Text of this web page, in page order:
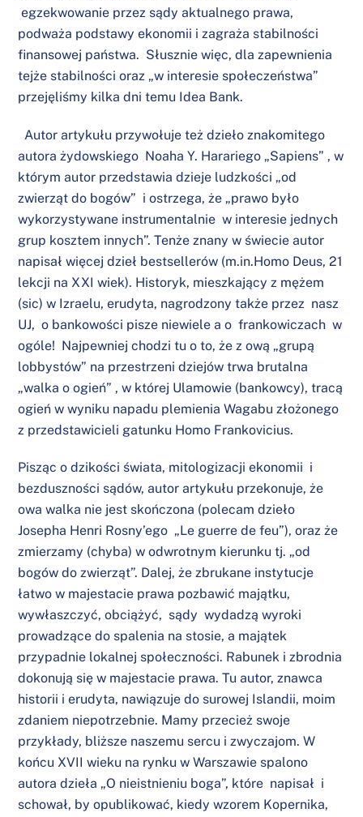
egzekwowanie przez sądy aktualnego prawa,
podważa podstawy ekonomii i zagraża stabilności
finansowej państwa. Słusznie więc, dla zapewnienia
tejże stabilności oraz „w interesie społeczeństwa”
przejęliśmy kilka dni temu Idea Bank.
Autor artykułu przywołuje też dzieło znakomitego
autora żydowskiego Noaha Y. Harariego „Sapiens” , w
którym autor przedstawia dzieje ludzkości „od
zwierząt do bogów” i ostrzega, że „prawo było
wykorzystywane instrumentalnie w interesie jednych
grup kosztem innych”. Tenże znany w świecie autor
napisał więcej dzieł bestsellerów (m.in.Homo Deus, 21
lekcji na XXI wiek). Historyk, mieszkający z mężem
(sic) w Izraelu, erudyta, nagrodzony także przez nasz
UJ, o bankowości pisze niewiele a o frankowiczach w
ogóle! Najpewniej chodzi tu o to, że z ową „grupą
lobbystów” na przestrzeni dziejów trwa brutalna
„walka o ogień” , w której Ulamowie (bankowcy), tracą
ogień w wyniku napadu plemienia Wagabu złożonego
z przedstawicieli gatunku Homo Frankovicius.
Pisząc o dzikości świata, mitologizacji ekonomii i
bezduszności sądów, autor artykułu przekonuje, że
owa walka nie jest skończona (polecam dzieło
Josepha Henri Rosny’ego „Le guerre de feu”), oraz że
zmierzamy (chyba) w odwrotnym kierunku tj. „od
bogów do zwierząt”. Dalej, że zbrukane instytucje
łatwo w majestacie prawa pozbawić majątku,
wywłaszczyć, obciążyć, sądy wydadzą wyroki
prowadzące do spalenia na stosie, a majątek
przypadnie lokalnej społeczności. Rabunek i zbrodnia
dokonują się w majestacie prawa. Tu autor, znawca
historii i erudyta, nawiązuje do surowej Islandii, moim
zdaniem niepotrzebnie. Mamy przecież swoje
przykłady, bliższe naszemu sercu i zwyczajom. W
końcu XVII wieku na rynku w Warszawie spalono
autora dzieła „O nieistnieniu boga”, które napisał i
schował, by opublikować, kiedy wzorem Kopernika,